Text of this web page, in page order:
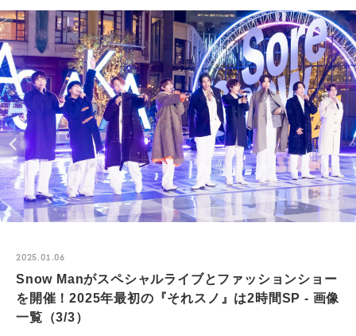
2025.01.06
Snow Manがスペシャルライブとファッションショー
を開催！2025年最初の『それスノ』は2時間SP - 画像
一覧（3/3）